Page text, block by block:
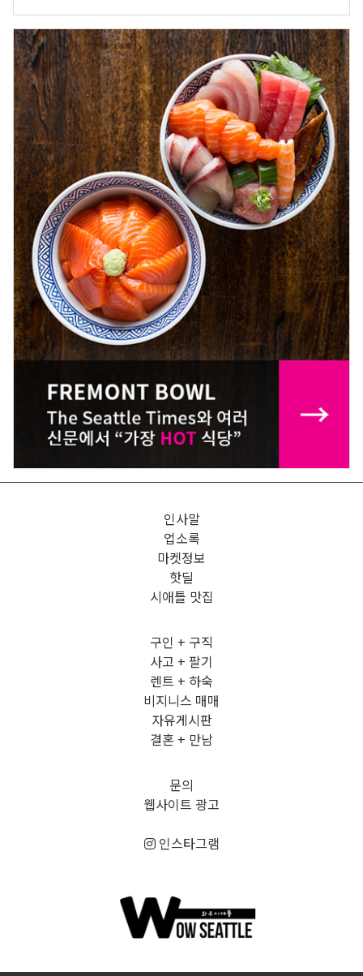
인사말
업소록
마켓정보
핫딜
시애틀 맛집
구인 + 구직
사고 + 팔기
렌트 + 하숙
비지니스 매매
자유게시판
결혼 + 만남
문의
웹사이트 광고
인스타그램